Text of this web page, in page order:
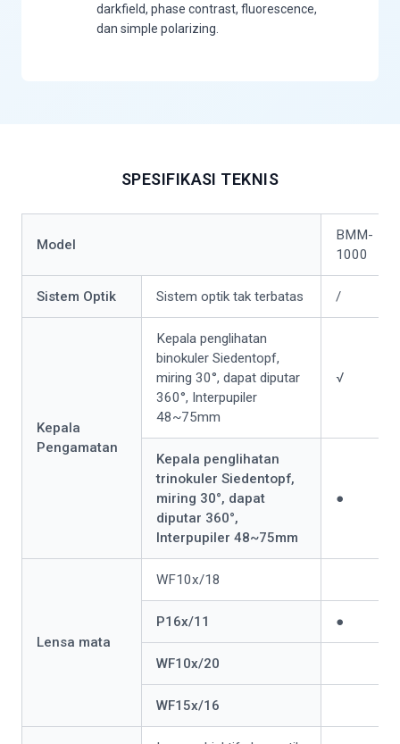
darkfield, phase contrast, fluorescence,
dan simple polarizing.
SPESIFIKASI TEKNIS
Model
BMM-
1000
Sistem Optik Sistem optik tak terbatas /
Kepala
Pengamatan
Kepala penglihatan
binokuler Siedentopf,
miring 30°, dapat diputar
360°, Interpupiler
48~75mm
√
Kepala penglihatan
trinokuler Siedentopf,
miring 30°, dapat
diputar 360°,
Interpupiler 48~75mm
●
Lensa mata
WF10x/18
P16x/11 ●
WF10x/20
WF15x/16